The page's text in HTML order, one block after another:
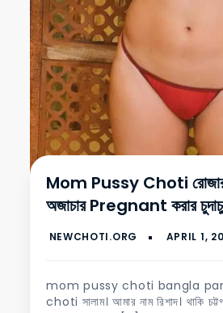
Mom Pussy Choti
অজাচার Pregnant করার
mom pussy choti bangla
choti সালাম। আমার নাম রিশাদ। থাকি